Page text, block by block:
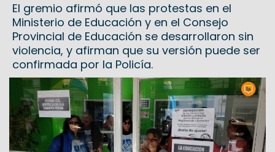
El gremio afirmó que las protestas en el
Ministerio de Educación y en el Consejo
Provincial de Educación se desarrollaron sin
violencia, y afirman que su versión puede ser
confirmada por la Policía.